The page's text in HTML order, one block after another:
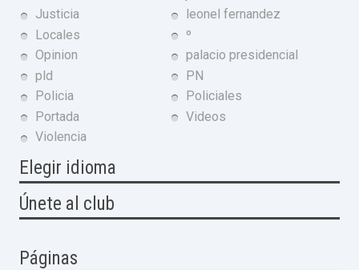
Justicia
leonel fernandez
Locales
º
Opinion
palacio presidencial
pld
PN
Policia
Policiales
Portada
Videos
Violencia
Elegir idioma
Únete al club
Páginas